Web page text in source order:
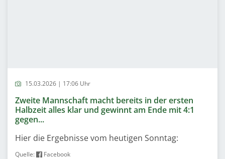
15.03.2026 | 17:06 Uhr
Zweite Mannschaft macht bereits in der ersten
Halbzeit alles klar und gewinnt am Ende mit 4:1
gegen...
Hier die Ergebnisse vom heutigen Sonntag:
Quelle: Facebook